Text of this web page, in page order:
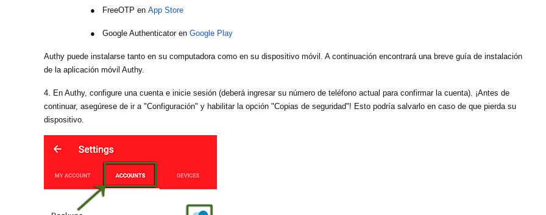
● FreeOTP en App Store
● Google Authenticator en Google Play
Authy puede instalarse tanto en su computadora como en su dispositivo móvil. A continuación encontrará una breve guía de instalación
de la aplicación móvil Authy.
4. En Authy, configure una cuenta e inicie sesión (deberá ingresar su número de teléfono actual para confirmar la cuenta). ¡Antes de
continuar, asegúrese de ir a "Configuración" y habilitar la opción "Copias de seguridad"! Esto podría salvarlo en caso de que pierda su
dispositivo.